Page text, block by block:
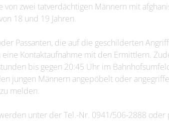
von zwei tatverdächtigen Männern mit
18 und 19 Jahren.
Passanten, die auf die geschilderten
Kontaktaufnahme mit den Ermittlern.
bis gegen 20:45 Uhr im
jungen Männern angepöbelt oder
melden.
unter der Tel.-Nr. 0941/506-2888